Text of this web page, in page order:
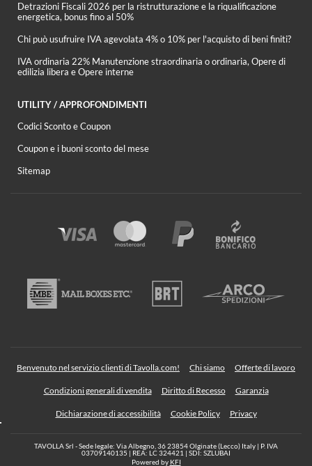
Detrazioni Fiscali 2026 per la ristrutturazione e la riqualificazione
energetica, bonus fino al 50%
Chi può usufruire IVA agevolata 4% o 10% per l'acquisto di beni finiti?
IVA ordinaria 22% Manutenzione straordinaria o ordinaria, Opere di
edilizia libera e Opere interne
UTILITY / APPROFONDIMENTI
Codici Sconto e Coupon
Coupon e i buoni sconto del mese
Sitemap
Benvenuto nel servizio clienti di Tavolla.com! Chi siamo Offerte di lavoro
Condizioni generali di vendita Diritto di Recesso Garanzia
Dichiarazione di accessibilità Cookie Policy Privacy
TAVOLLA Srl - Sede legale: Via Albegno, 36 23854 Olginate (Lecco) Italy | P. IVA
03709140135 | REA: LC 324421 | SDI: SZLUBAI
Powered by KFI